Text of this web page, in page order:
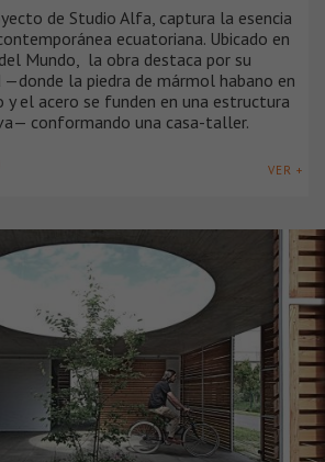
de Studio Alfa, captura la esencia
ecuatoriana. Ubicado en
Mundo, la obra destaca por su
la piedra de mármol habano en
el acero se funden en una estructura
conformando una casa-taller.
VER +